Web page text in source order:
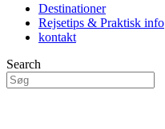
Destinationer
Rejsetips & Praktisk info
kontakt
Search